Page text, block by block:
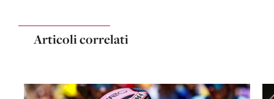
Articoli correlati